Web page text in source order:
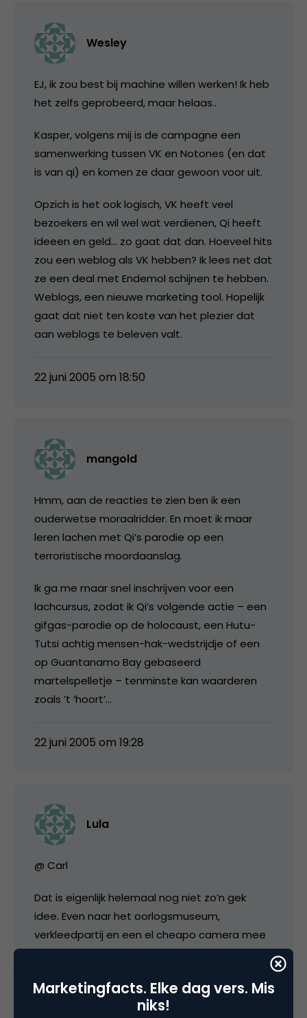
Wesley
EJ, ik zou best bij machine willen werken! Ik heb
het zelfs geprobeerd, maar helaas..
Kasper, volgens mij is de campagne een
samenwerking tussen VK en Notones (en dat
is van qi) en komen ze daar gewoon voor uit.
Opzich is het ook logisch, VK heeft veel
bezoekers en wil wel wat verdienen, Qi heeft
ideeen en geld… zo gaat dat dan. Hoeveel hits
zou een weblog als VK hebben? Ik lees net dat
ze een deal met Endemol schijnen te hebben.
Weblogs, een nieuwe marketing tool. Hopelijk
gaat dat niet ten koste van het plezier dat
aan weblogs te beleven valt.
22 juni 2005 om 18:50
mangold
Hmm, aan de reacties te zien ben ik een
ouderwetse moraalridder. En moet ik maar
leren lachen met Qi’s parodie op een
terroristische moordaanslag.
Ik ga me maar snel inschrijven voor een
lachcursus, zodat ik Qi’s volgende actie – een
gifgas-parodie op de holocaust, een Hutu-
Tutsi achtig mensen-hak-wedstrijdje of een
op Guantanamo Bay gebaseerd
martelspelletje – tenminste kan waarderen
zoals ’t ‘hoort’…
22 juni 2005 om 19:28
Lula
@ Carl
Dat is eigenlijk helemaal nog niet zo’n gek
idee. Even naar het oorlogsmuseum,
verkleedpartij en een el cheapo camera mee
om zo’n filmpje te schieten. Kunnen daarna
online worden gegooid.
Marketingfacts. Elke dag vers. Mis
niks!